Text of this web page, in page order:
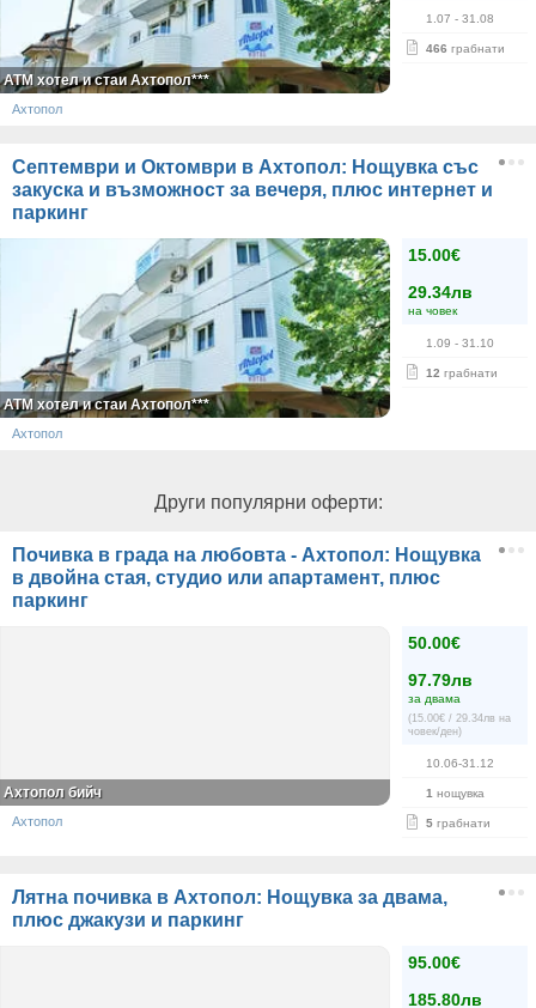
1.07 - 31.08
466 грабнати
АТМ хотел и стаи Ахтопол***
Ахтопол
Септември и Октомври в Ахтопол: Нощувка със
закуска и възможност за вечеря, плюс интернет и
паркинг
15.00€
29.34лв
на човек
1.09 - 31.10
12 грабнати
АТМ хотел и стаи Ахтопол***
Ахтопол
Други популярни оферти:
Почивка в града на любовта - Ахтопол: Нощувка
в двойна стая, студио или апартамент, плюс
паркинг
50.00€
97.79лв
за двама
(15.00€ / 29.34лв на
човек/ден)
10.06-31.12
1 нощувка
5 грабнати
Ахтопол бийч
Ахтопол
Лятна почивка в Ахтопол: Нощувка за двама,
плюс джакузи и паркинг
95.00€
185.80лв